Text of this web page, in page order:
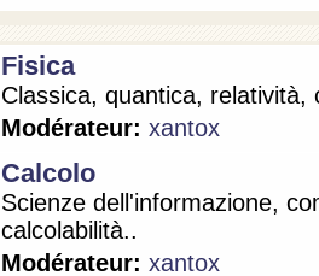
Fisica
Classica, quantica, relatività,
Modérateur: xantox
Calcolo
Scienze dell'informazione,
calcolabilità..
Modérateur: xantox